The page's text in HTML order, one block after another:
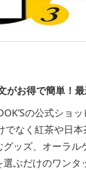
がお得で簡単！
の公式ショッ
でなく紅茶や日
ッズ、オーラル
ぶだけのワンタ